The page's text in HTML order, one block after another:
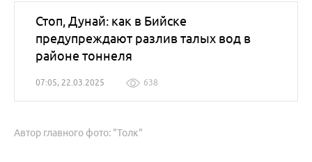
Стоп, Дунай: как в Бийске
предупреждают разлив талых вод в
районе тоннеля
07:05, 22.03.2025 638
Автор главного фото: "Толк"